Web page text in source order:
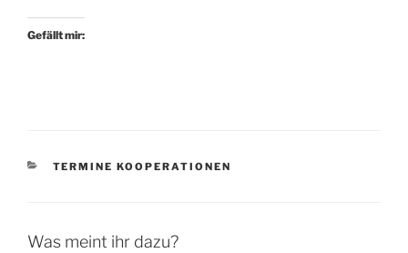
Gefällt mir:
KATEGORIEN
TERMINE KOOPERATIONEN
Was meint ihr dazu?